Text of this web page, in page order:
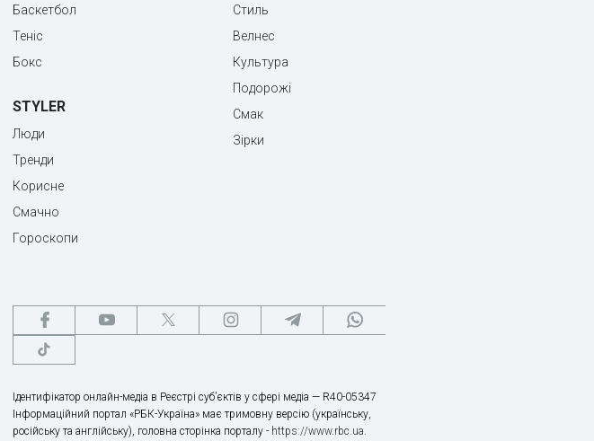
Баскетбол
Теніс
Бокс
STYLER
Люди
Тренди
Корисне
Смачно
Гороскопи
Стиль
Велнес
Культура
Подорожі
Смак
Зірки
Ідентифікатор онлайн-медіа в Реєстрі суб’єктів у сфері медіа — R40-05347
Інформаційний портал «РБК-Україна» має тримовну версію (українську,
російську та англійську), головна сторінка порталу - https://www.rbc.ua.